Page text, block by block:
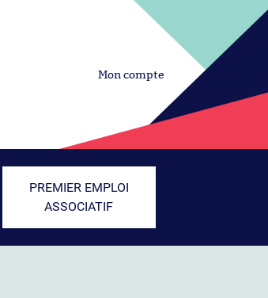
Mon compte
PREMIER EMPLOI
ASSOCIATIF